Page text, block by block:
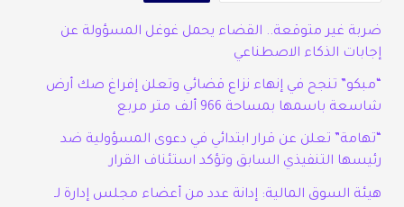
ضربة غير متوقعة.. القضاء يحمل غوغل المسؤولة عن
إجابات الذكاء الاصطناعي
“مبكو” تنجح في إنهاء نزاع قضائي وتعلن إفراغ صك أرض
شاسعة باسمها بمساحة 966 ألف متر مربع
“تهامة” تعلن عن قرار ابتدائي في دعوى المسؤولية ضد
رئيسها التنفيذي السابق وتؤكد استئناف القرار
هيئة السوق المالية: إدانة عدد من أعضاء مجلس إدارة لـ